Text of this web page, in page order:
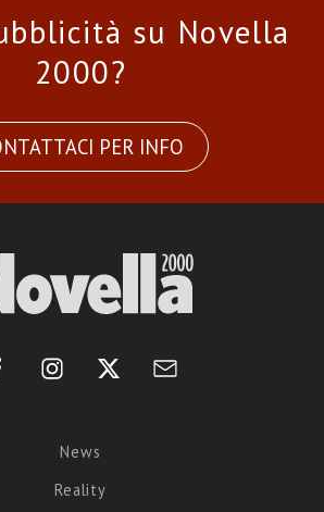
su Novella
2000?
PER INFO
News
Reality